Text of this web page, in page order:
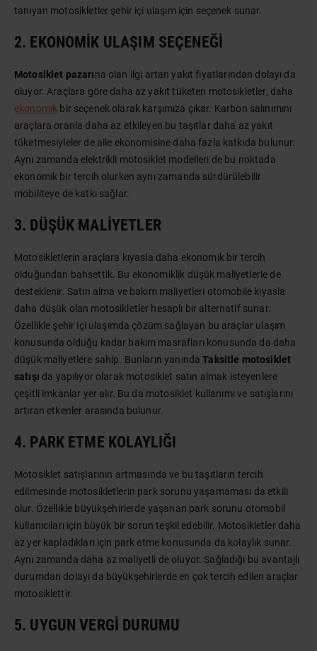
tanıyan motosikletler şehir içi ulaşım için seçenek sunar.
2. EKONOMIK ULAŞIM SEÇENEĞI
Motosiklet pazarına olan ilgi artan yakıt fiyatlarından dolayı da
oluyor. Araçlara göre daha az yakıt tüketen motosikletler, daha
ekonomik bir seçenek olarak karşımıza çıkar. Karbon salınımını
araçlara oranla daha az etkileyen bu taşıtlar daha az yakıt
tüketmesiyleler de aile ekonomisine daha fazla katkıda bulunur.
Aynı zamanda elektrikli motosiklet modelleri de bu noktada
ekonomik bir tercih olurken aynı zamanda sürdürülebilir
mobiliteye de katkı sağlar.
3. DÜŞÜK MALIYETLER
Motosikletlerin araçlara kıyasla daha ekonomik bir tercih
olduğundan bahsettik. Bu ekonomiklik düşük maliyetlerle de
desteklenir. Satın alma ve bakım maliyetleri otomobile kıyasla
daha düşük olan motosikletler hesaplı bir alternatif sunar.
Özellikle şehir içi ulaşımda çözüm sağlayan bu araçlar ulaşım
konusunda olduğu kadar bakım masrafları konusunda da daha
düşük maliyetlere sahip. Bunların yanındaTaksitle motosiklet
satışı da yapılıyor olarak motosiklet satın almak isteyenlere
çeşitli imkanlar yer alır. Bu da motosiklet kullanımı ve satışlarını
artıran etkenler arasında bulunur.
4. PARK ETME KOLAYLIĞI
Motosiklet satışlarının artmasında ve bu taşıtların tercih
edilmesinde motosikletlerin park sorunu yaşamaması da etkili
olur. Özellikle büyükşehirlerde yaşanan park sorunu otomobil
kullanıcıları için büyük bir sorun teşkil edebilir. Motosikletler daha
az yer kapladıkları için park etme konusunda da kolaylık sunar.
Aynı zamanda daha az maliyetli de oluyor. Sağladığı bu avantajlı
durumdan dolayı da büyükşehirlerde en çok tercih edilen araçlar
motosiklettir.
5. UYGUN VERGI DURUMU